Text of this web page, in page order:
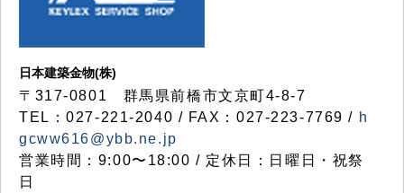
日本建築金物(株)
〒317‐0801 群馬県前橋市文京町4-8-7
TEL：027-221-2040 / FAX：027-223-7769 / h
gcww616@ybb.ne.jp
営業時間：9:00〜18:00 / 定休日：日曜日・祝祭
日